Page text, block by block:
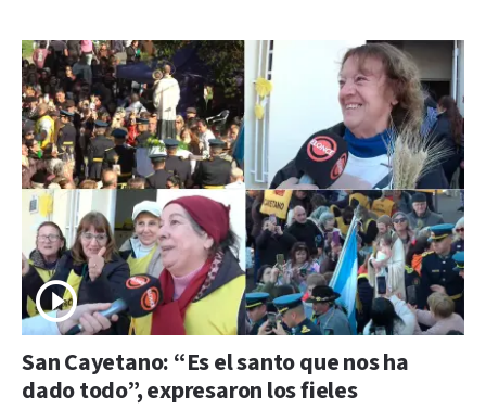
San Cayetano: “Es el santo que nos ha
dado todo”, expresaron los fieles